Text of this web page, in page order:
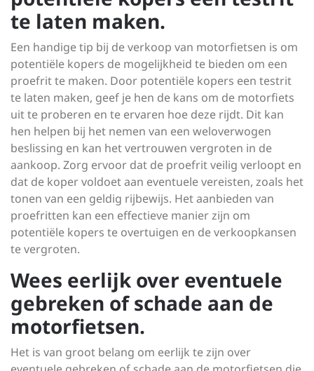
te laten maken.
Een handige tip bij de verkoop van motorfietsen is om
potentiële kopers de mogelijkheid te bieden om een
proefrit te maken. Door potentiële kopers een testrit
te laten maken, geef je hen de kans om de motorfiets
uit te proberen en te ervaren hoe deze rijdt. Dit kan
hen helpen bij het nemen van een weloverwogen
beslissing en kan het vertrouwen vergroten in de
aankoop. Zorg ervoor dat de proefrit veilig verloopt en
dat de koper voldoet aan eventuele vereisten, zoals het
tonen van een geldig rijbewijs. Het aanbieden van
proefritten kan een effectieve manier zijn om
potentiële kopers te overtuigen en de verkoopkansen
te vergroten.
Wees eerlijk over eventuele
gebreken of schade aan de
motorfietsen.
Het is van groot belang om eerlijk te zijn over